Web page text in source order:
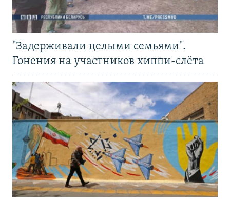
"Задерживали целыми семьями".
Гонения на участников хиппи-слёта